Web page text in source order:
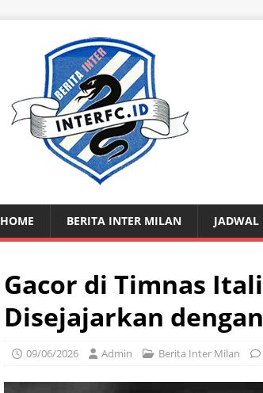
HOME BERITA INTER MILAN
Gacor di Timnas
Disejajarkan
09/06/2026 Admin Berita Inter Milan